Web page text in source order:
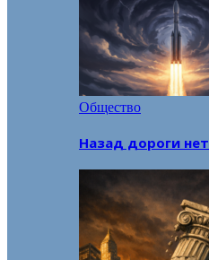
Общество
Назад дороги нет